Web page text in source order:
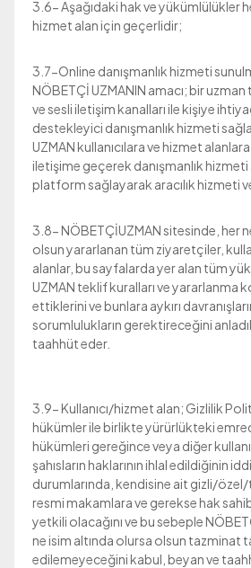
3.6- Aşağıdaki hak ve yükümlülükler
hizmet alan için geçerlidir;
3.7-Online danışmanlık hizmeti
NÖBETÇİ UZMANIN amacı; bir
ve sesli iletişim kanalları ile kişiye
destekleyici danışmanlık hizmeti
UZMAN kullanıcılara ve hizmet
iletişime geçerek danışmanlık
platform sağlayarak aracılık hizmeti
3.8- NÖBETÇİUZMAN sitesinde, her
olsun yararlanan tüm ziyaretçiler,
alanlar, bu sayfalarda yer alan tüm
UZMAN teklif kuralları ve yararlanma
ettiklerini ve bunlara aykırı
sorumlulukların gerektireceğini
taahhüt eder.
3.9- Kullanıcı/hizmet alan; Gizlilik
hükümler ile birlikte yürürlükteki
hükümleri gereğince veya diğer
şahısların haklarının ihlal edildiğinin
durumlarında, kendisine ait gizli/
resmi makamlara ve gerekse hak
yetkili olacağını ve bu sebeple
ne isim altında olursa olsun tazminat
edilemeyeceğini kabul, beyan ve